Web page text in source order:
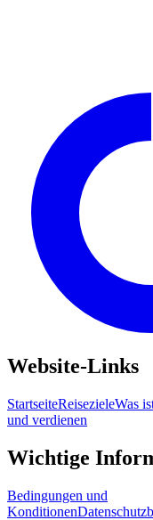
Website-Links
StartseiteReisezieleWas
und verdienen
Wichtige
Bedingungen und
Konditionen